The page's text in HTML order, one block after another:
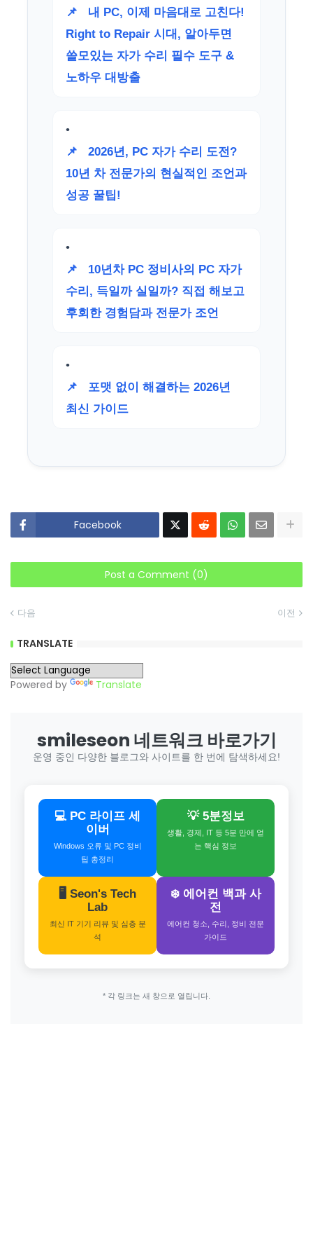
📌
내 PC, 이제 마음대로 고친다!
Right to Repair 시대, 알아두면
쓸모있는 자가 수리 필수 도구 &
노하우 대방출
📌
2026년, PC 자가 수리 도전?
10년 차 전문가의 현실적인 조언과
성공 꿀팁!
📌
10년차 PC 정비사의 PC 자가
수리, 득일까 실일까? 직접 해보고
후회한 경험담과 전문가 조언
📌
포맷 없이 해결하는 2026년
최신 가이드
Facebook
Post a Comment (0)
다음 이전
TRANSLATE
Powered by Translate
smileseon 네트워크 바로가기
운영 중인 다양한 블로그와 사이트를 한 번에 탐색하세요!
💻 PC 라이프 세
이버
Windows 오류 및 PC 정비
팁 총정리
💡 5분정보
생활, 경제, IT 등 5분 만에 얻
는 핵심 정보
🖥️ Seon's Tech
Lab
최신 IT 기기 리뷰 및 심층 분
석
❄️ 에어컨 백과 사
전
에어컨 청소, 수리, 정비 전문
가이드
* 각 링크는 새 창으로 열립니다.